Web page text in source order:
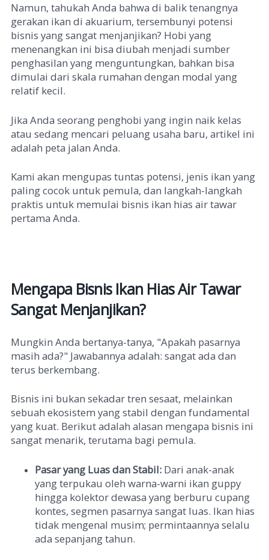
Namun, tahukah Anda bahwa di balik tenangnya
gerakan ikan di akuarium, tersembunyi potensi
bisnis yang sangat menjanjikan? Hobi yang
menenangkan ini bisa diubah menjadi sumber
penghasilan yang menguntungkan, bahkan bisa
dimulai dari skala rumahan dengan modal yang
relatif kecil.
Jika Anda seorang penghobi yang ingin naik kelas
atau sedang mencari peluang usaha baru, artikel ini
adalah peta jalan Anda.
Kami akan mengupas tuntas potensi, jenis ikan yang
paling cocok untuk pemula, dan langkah-langkah
praktis untuk memulai bisnis ikan hias air tawar
pertama Anda.
Mengapa Bisnis Ikan Hias Air Tawar
Sangat Menjanjikan?
Mungkin Anda bertanya-tanya, "Apakah pasarnya
masih ada?" Jawabannya adalah: sangat ada dan
terus berkembang.
Bisnis ini bukan sekadar tren sesaat, melainkan
sebuah ekosistem yang stabil dengan fundamental
yang kuat. Berikut adalah alasan mengapa bisnis ini
sangat menarik, terutama bagi pemula.
Pasar yang Luas dan Stabil: Dari anak-anak
yang terpukau oleh warna-warni ikan guppy
hingga kolektor dewasa yang berburu cupang
kontes, segmen pasarnya sangat luas. Ikan hias
tidak mengenal musim; permintaannya selalu
ada sepanjang tahun.